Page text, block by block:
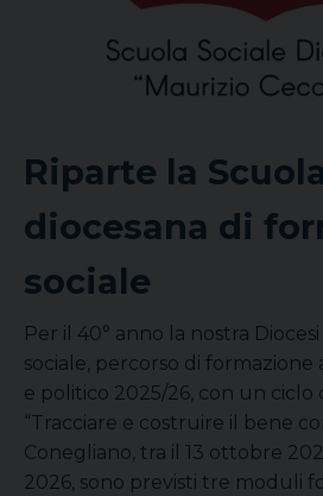
Riparte la Scuola
diocesana di
sociale
Per il 40° anno la nostra
sociale, percorso di formazione
e politico 2025/26, con un
“Tracciare e costruire il bene
Conegliano, tra il 13 ottobre
2026, sono previsti tre moduli